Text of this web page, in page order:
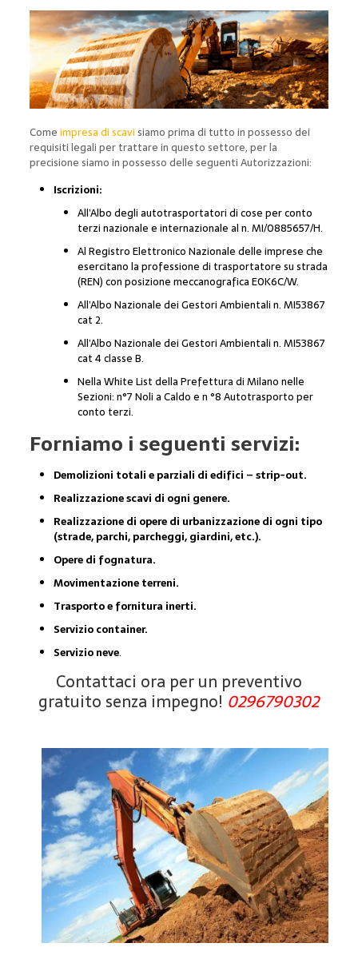
Comeimpresa di scavisiamo prima di tutto in possesso dei
requisiti legali per trattare in questo settore, per la
precisione siamo in possesso delle seguenti Autorizzazioni:
Iscrizioni:
All’Albo degli autotrasportatori di cose per conto
terzi nazionale e internazionale al n. MI/0885657/H.
Al Registro Elettronico Nazionale delle imprese che
esercitano la professione di trasportatore su strada
(REN) con posizione meccanografica E0K6C/W.
All’Albo Nazionale dei Gestori Ambientali n. MI53867
cat 2.
All’Albo Nazionale dei Gestori Ambientali n. MI53867
cat 4 classe B.
Nella White List della Prefettura di Milano nelle
Sezioni: n°7 Noli a Caldo e n °8 Autotrasporto per
conto terzi.
Forniamo i seguenti servizi:
Demolizioni totali e parziali di edifici – strip-out.
Realizzazione scavi di ogni genere.
Realizzazione di opere di urbanizzazione di ogni tipo
(strade, parchi, parcheggi, giardini, etc.).
Opere di fognatura.
Movimentazione terreni.
Trasporto e fornitura inerti.
Servizio container.
Servizio neve.
Contattaci ora per un preventivo
gratuito senza impegno! 0296790302